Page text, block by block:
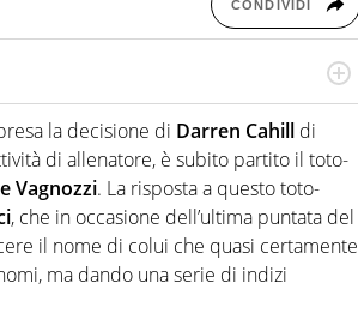
CONDIVIDI
e professionale. Ama raccontare lo sport
la verità della dirette non sono opinioni
la decisione di Darren Cahill di
di allenatore, è subito partito il toto-
Vagnozzi. La risposta a questo toto-
, che in occasione dell’ultima puntata del
il nome di colui che quasi certamente
ma dando una serie di indizi